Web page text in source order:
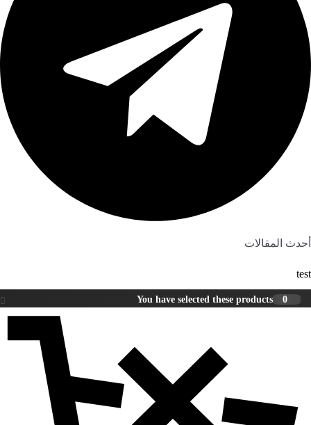
تمام چوب، از رنگ پلی‌استر برای زیبایی و دوام آن استفاده می‌گردد.
از مزایای این نوع کابینت می‌توان به زیبایی، القای احساس گرمی و صمیمیت،
قابلیت تعمیر و سفارشی ساختن آن، اشاره کرد. با وجود زیبایی خیره‌کننده‌ای که
، اما پروسه آماده‌سازی و ساخت آن‌ها بسیار طولانی است و قیمت آن بسیار
بالاست.
کابینت‌های تماما فلزی این روزها دیگر استفاده نمی‌شوند
و فقط آن دسته از کابینت‌های فلزی که دارای ظاهری شیک و مدرن هستند
گاهی هم اسکلت کابینت از فلز و درب‌های آن از ام‌دی‌اف ساخته می‌شود. تنها
مزیت این کابینت‌ها ارزان بودن آن‌هاست.
کابینت‌های فلزی معمولا بعد از مدتی رنگ‌شان می‌رود
. همچنین زنگ‌زدگی آن‌ها در مواجهه با رطوبت و سروصدای زیاد هنگام باز و
، از جمله مشکلات این کابینت‌ها است.
اثر انگشت نیز به راحتی بر روی استیل به جا می‌ماند مجموعة خزانة المرحاض
أحدث المقالات
test
You have selected these products 0